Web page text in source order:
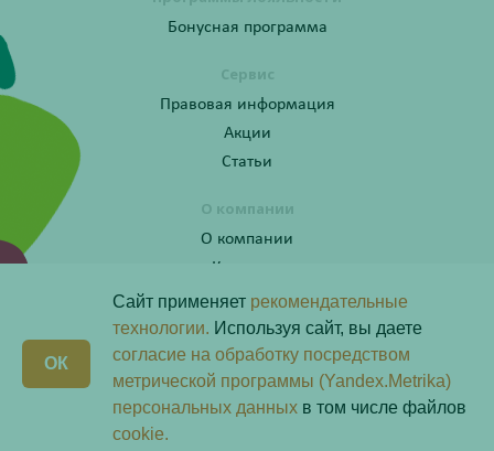
Бонусная программа
Сервис
Правовая информация
Акции
Статьи
О компании
О компании
Контакты
Получите консультацию по телефону:
8 (800) 201-40-60 доб. 10
Сайт применяет рекомендательные
технологии. Используя сайт, вы даете
согласие на обработку посредством
метрической программы (Yandex.Metrika)
персональных данных в том числе файлов
cookie.
ОК
Скачай наше
приложение